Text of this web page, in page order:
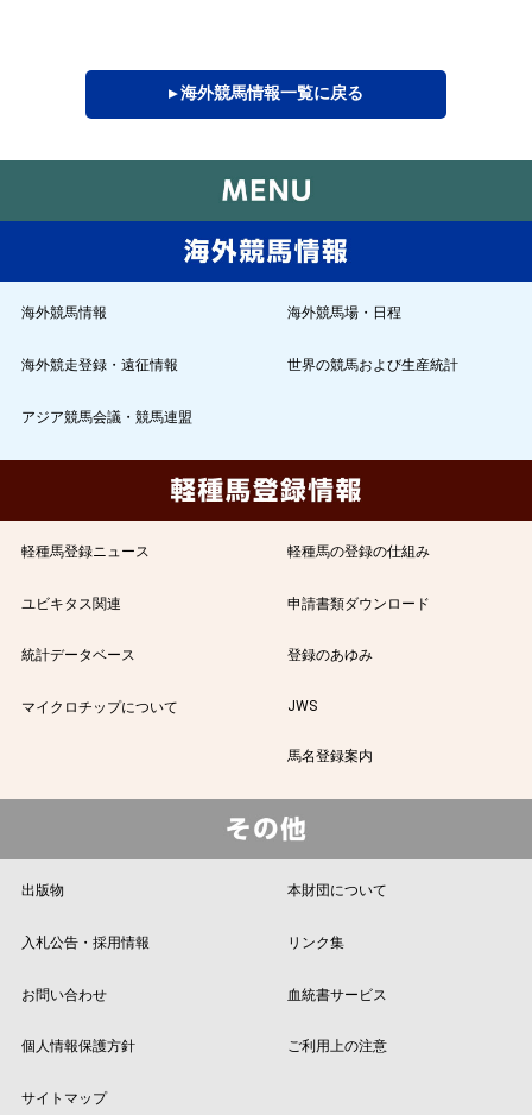
▸ 海外競馬情報一覧に戻る
海外競馬情報 海外競馬場・日程
海外競走登録・遠征情報 世界の競馬および生産統計
アジア競馬会議・競馬連盟
軽種馬登録ニュース 軽種馬の登録の仕組み
ユビキタス関連 申請書類ダウンロード
統計データベース 登録のあゆみ
マイクロチップについて JWS
馬名登録案内
出版物 本財団について
入札公告・採用情報 リンク集
お問い合わせ 血統書サービス
個人情報保護方針 ご利用上の注意
サイトマップ